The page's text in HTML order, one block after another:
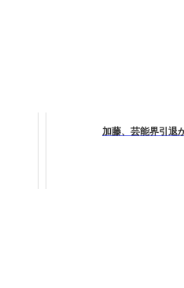
加藤、芸能界引退